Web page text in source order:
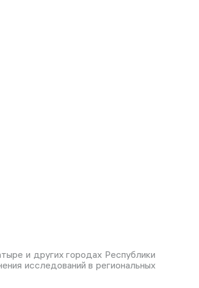
и других городах Республики
исследований в региональных